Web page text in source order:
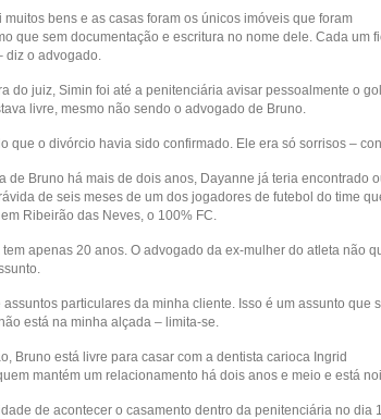
muitos bens e as casas foram os únicos imóveis que foram
que sem documentação e escritura no nome dele. Cada um
diz o advogado.
do juiz, Simin foi até a penitenciária avisar pessoalmente o
livre, mesmo não sendo o advogado de Bruno.
que o divórcio havia sido confirmado. Ele era só sorrisos –
de Bruno há mais de dois anos, Dayanne já teria encontrado
de seis meses de um dos jogadores de futebol do time
Ribeirão das Neves, o 100% FC.
apenas 20 anos. O advogado da ex-mulher do atleta não
particulares da minha cliente. Isso é um assunto que
está na minha alçada – limita-se.
Bruno está livre para casar com a dentista carioca Ingrid
mantém um relacionamento há dois anos e meio e está
de acontecer o casamento dentro da penitenciária no dia